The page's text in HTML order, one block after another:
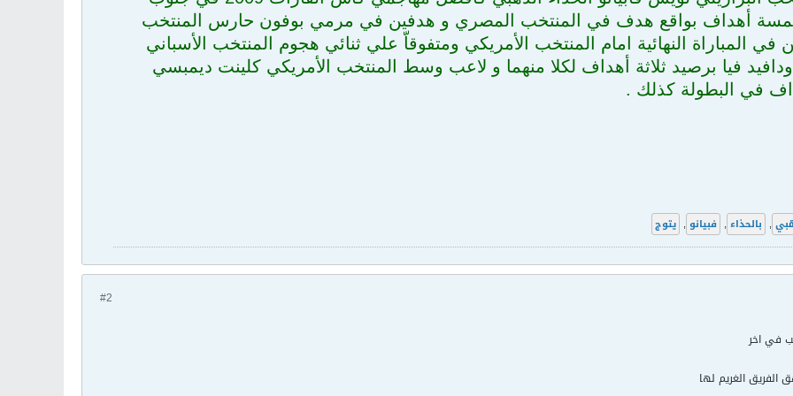
خمسة أهداف بواقع هدف في المنتخب المصري و هدفين في مرمي بوفون حارس المنتخب
في المباراة النهائية امام المنتخب الأمريكي ومتفوقاّ علي ثنائي هجوم المنتخب الأسباني
فيا برصيد ثلاثة أهداف لكلا منهما و لاعب وسط المنتخب الأمريكي كلينت ديمبسي
في البطولة كذلك .
, بالحذاء , فبيانو , يتوج
#2
في اخر
الفريق الغريم لها